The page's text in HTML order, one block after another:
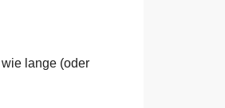
lange (oder